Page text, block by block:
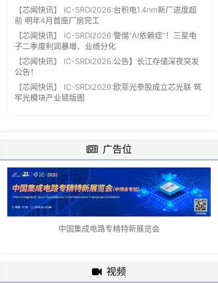
【芯闻快讯】 IC-SRDI2026:台积电1.4nm新厂进度超
前 明年4月首座厂房完工
【芯闻快讯】 IC-SRDI2026:警惕“AI依赖症”！三星电
子二季度利润暴增、业绩分化
【芯闻快讯】 IC-SRDI2026:公告】长江存储深夜突发
公告！
【芯闻快讯】 IC-SRDI2026:欧菲光参股成立芯光联 筑
牢光模块产业链版图
广告位
中国集成电路专精特新展览会
视频